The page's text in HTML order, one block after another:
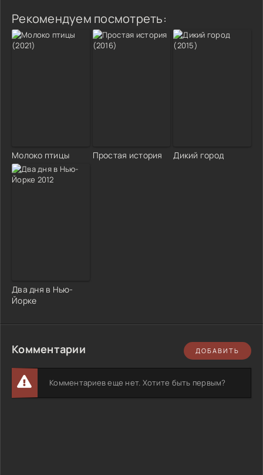
Рекомендуем посмотреть:
Молоко птицы Простая история Дикий город
Два дня в Нью-
Йорке
Комментарии ДОБАВИТЬ
Комментариев еще нет. Хотите быть первым?